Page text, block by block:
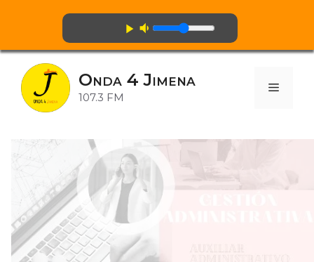
Saltar
contenido
play_arrow volume_down
Onda 4 Jimena
107.3 FM
Menú